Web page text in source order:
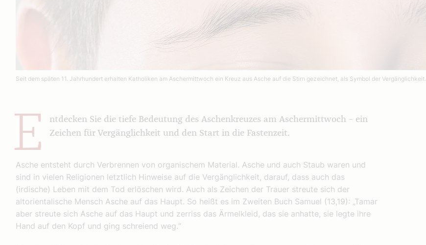
Seit dem späten 11. Jahrhundert erhalten Katholiken am Aschermittwoch ein Kreuz aus Asche auf die Stirn gezeichnet, als Symbol der Vergänglichkeit.
E
ntdecken Sie die tiefe Bedeutung des Aschenkreuzes am Aschermittwoch – ein
Zeichen für Vergänglichkeit und den Start in die Fastenzeit.
Asche entsteht durch Verbrennen von organischem Material. Asche und auch Staub waren und
sind in vielen Religionen letztlich Hinweise auf die Vergänglichkeit, darauf, dass auch das
(irdische) Leben mit dem Tod erlöschen wird. Auch als Zeichen der Trauer streute sich der
altorientalische Mensch Asche auf das Haupt. So heißt es im Zweiten Buch Samuel (13,19): „Tamar
aber streute sich Asche auf das Haupt und zerriss das Ärmelkleid, das sie anhatte, sie legte ihre
Hand auf den Kopf und ging schreiend weg.“